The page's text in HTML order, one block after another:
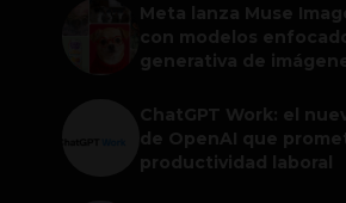
Meta lanza Muse
con modelos
generativa de
ChatGPT Work: el
de OpenAI que
productividad laboral